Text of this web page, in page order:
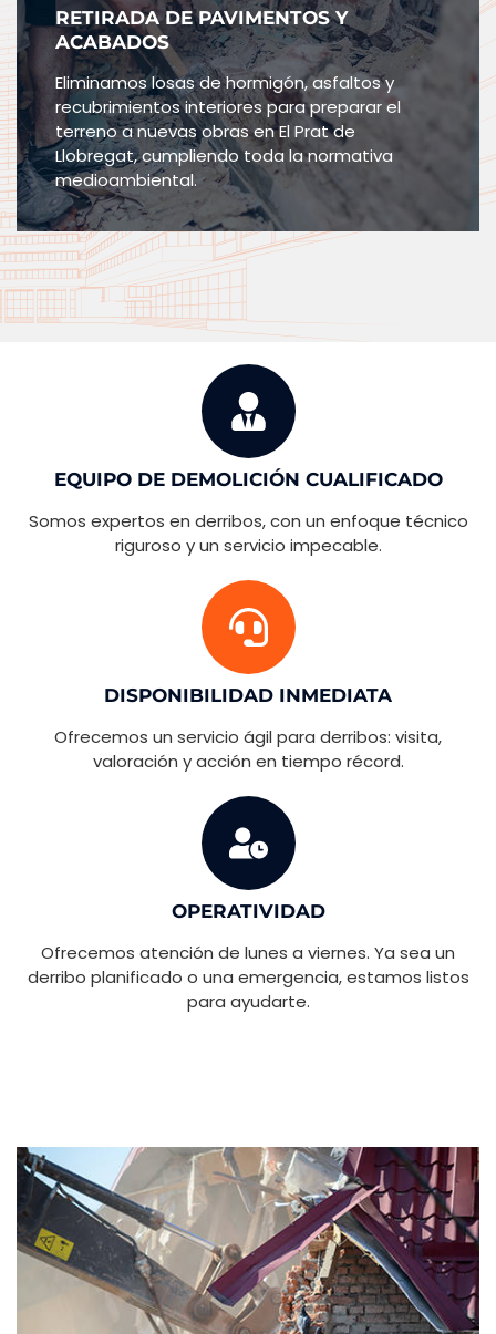
RETIRADA DE PAVIMENTOS Y
ACABADOS
Eliminamos losas de hormigón, asfaltos y
recubrimientos interiores para preparar el
terreno a nuevas obras en El Prat de
Llobregat, cumpliendo toda la normativa
medioambiental.
EQUIPO DE DEMOLICIÓN CUALIFICADO
Somos expertos en derribos, con un enfoque técnico
riguroso y un servicio impecable.
DISPONIBILIDAD INMEDIATA
Ofrecemos un servicio ágil para derribos: visita,
valoración y acción en tiempo récord.
OPERATIVIDAD
Ofrecemos atención de lunes a viernes. Ya sea un
derribo planificado o una emergencia, estamos listos
para ayudarte.